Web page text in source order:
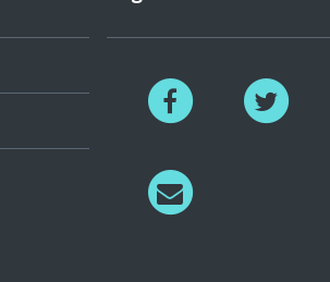
Facebook